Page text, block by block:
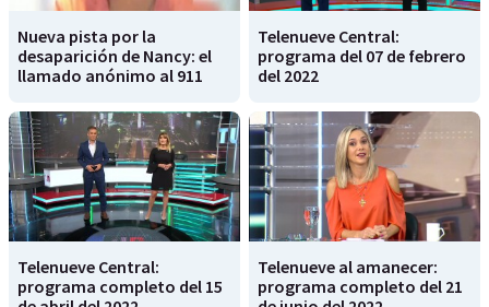
Nueva pista por la
desaparición de Nancy: el
llamado anónimo al 911
Telenueve Central:
programa del 07 de febrero
del 2022
Telenueve Central:
programa completo del 15
Telenueve al amanecer:
programa completo del 21